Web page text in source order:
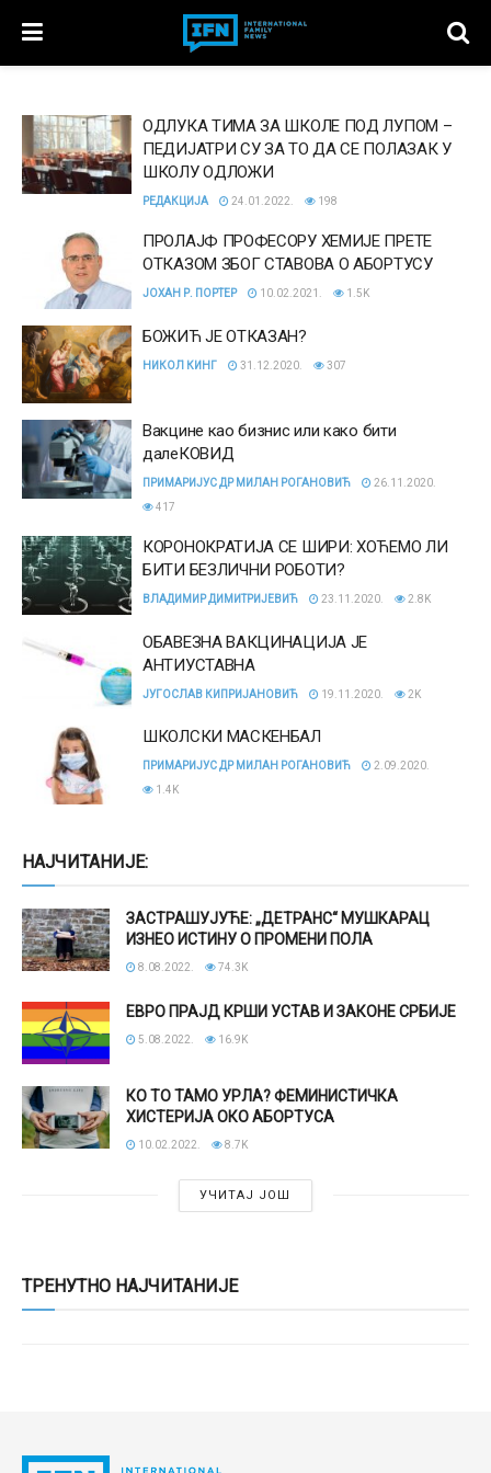
ОДЛУКА ТИМА ЗА ШКОЛЕ ПОД ЛУПОМ –
ПЕДИЈАТРИ СУ ЗА ТО ДА СЕ ПОЛАЗАК У
ШКОЛУ ОДЛОЖИ
РЕДАКЦИЈА 24.01.2022. 198
ПРОЛАЈФ ПРОФЕСОРУ ХЕМИЈЕ ПРЕТЕ
ОТКАЗОМ ЗБОГ СТАВОВА О АБОРТУСУ
ЈОХАН Р. ПОРТЕР 10.02.2021. 1.5K
БОЖИЋ ЈЕ ОТКАЗАН?
НИКОЛ КИНГ 31.12.2020. 307
Вакцине као бизнис или како бити
далеКОВИД
ПРИМАРИЈУС ДР МИЛАН РОГАНОВИЋ
26.11.2020.
417
КОРОНОКРАТИЈА СЕ ШИРИ: ХОЋЕМО ЛИ
БИТИ БЕЗЛИЧНИ РОБОТИ?
ВЛАДИМИР ДИМИТРИЈЕВИЋ 23.11.2020. 2.8K
ОБАВЕЗНА ВАКЦИНАЦИЈА ЈЕ
АНТИУСТАВНА
ЈУГОСЛАВ КИПРИЈАНОВИЋ 19.11.2020. 2K
ШКОЛСКИ МАСКЕНБАЛ
ПРИМАРИЈУС ДР МИЛАН РОГАНОВИЋ
2.09.2020.
1.4K
НАЈЧИТАНИЈЕ:
ЗАСТРАШУЈУЋЕ: „ДЕТРАНС“ МУШКАРАЦ
ИЗНЕО ИСТИНУ О ПРОМЕНИ ПОЛА
8.08.2022. 74.3K
ЕВРО ПРАЈД КРШИ УСТАВ И ЗАКОНЕ СРБИЈЕ
5.08.2022. 16.9K
КО ТО ТАМО УРЛА? ФЕМИНИСТИЧКА
ХИСТЕРИЈА ОКО АБОРТУСА
10.02.2022. 8.7K
УЧИТАЈ ЈОШ
ТРЕНУТНО НАЈЧИТАНИЈЕ